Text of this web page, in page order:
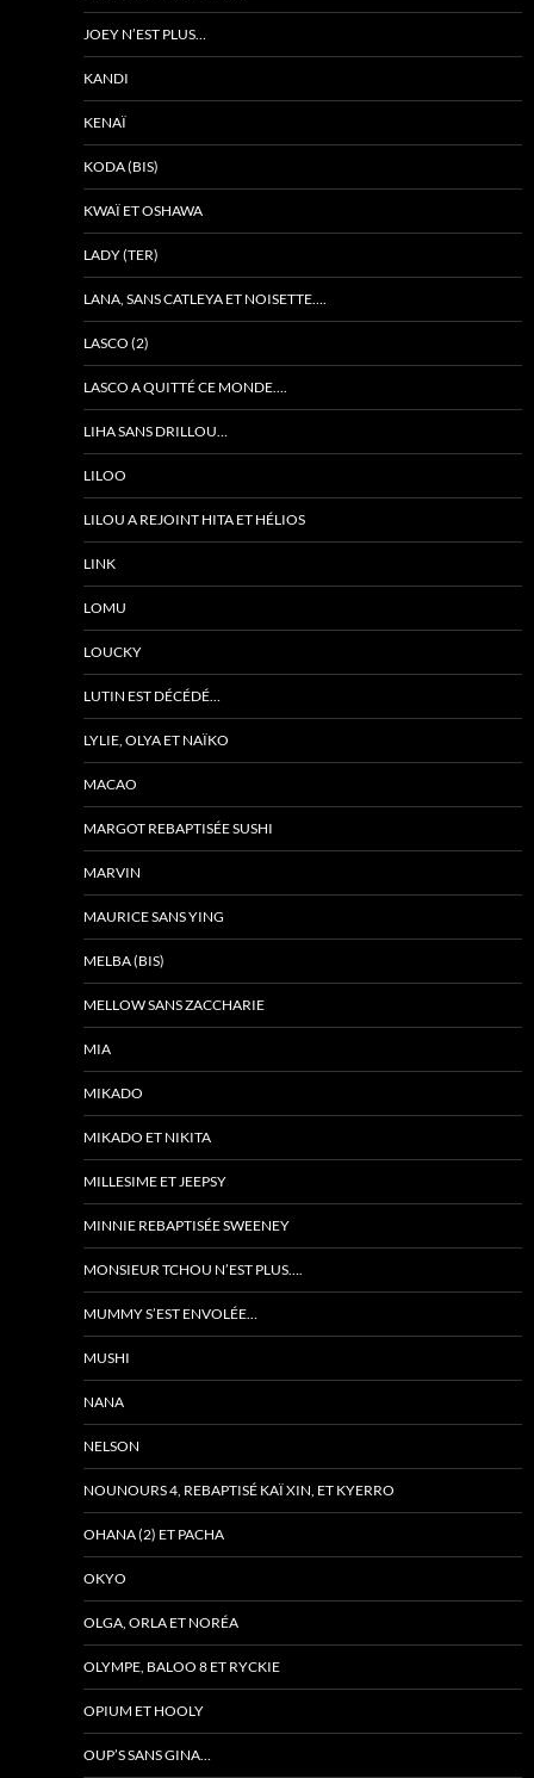
JOEY N’EST PLUS…
KANDI
KENAÏ
KODA (BIS)
KWAÏ ET OSHAWA
LADY (TER)
LANA, SANS CATLEYA ET NOISETTE….
LASCO (2)
LASCO A QUITTÉ CE MONDE….
LIHA SANS DRILLOU…
LILOO
LILOU A REJOINT HITA ET HÉLIOS
LINK
LOMU
LOUCKY
LUTIN EST DÉCÉDÉ…
LYLIE, OLYA ET NAÏKO
MACAO
MARGOT REBAPTISÉE SUSHI
MARVIN
MAURICE SANS YING
MELBA (BIS)
MELLOW SANS ZACCHARIE
MIA
MIKADO
MIKADO ET NIKITA
MILLESIME ET JEEPSY
MINNIE REBAPTISÉE SWEENEY
MONSIEUR TCHOU N’EST PLUS….
MUMMY S’EST ENVOLÉE…
MUSHI
NANA
NELSON
NOUNOURS 4, REBAPTISÉ KAÏ XIN, ET KYERRO
OHANA (2) ET PACHA
OKYO
OLGA, ORLA ET NORÉA
OLYMPE, BALOO 8 ET RYCKIE
OPIUM ET HOOLY
OUP’S SANS GINA…